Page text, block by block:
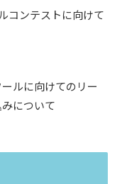
コンテストに向けて
ルに向けてのリー
について